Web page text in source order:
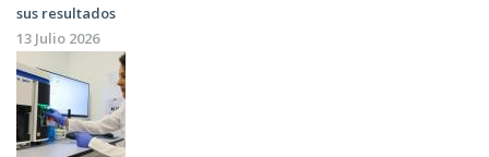
sus resultados
13 Julio 2026